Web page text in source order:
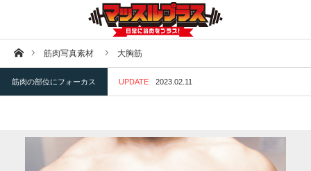
ホーム筋肉写真素材 大胸筋
筋肉の部位にフォーカス UPDATE 2023.02.11